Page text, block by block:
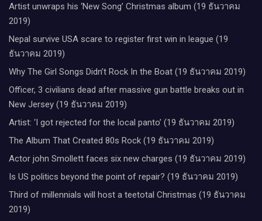
Artist unwraps his ‘New Song’ Christmas album (19 ธันวาคม
2019)
Nepal survive USA scare to register first win in league (19
ธันวาคม 2019)
Why The Girl Songs Didn’t Rock In the Boat (19 ธันวาคม 2019)
Officer, 3 civilians dead after massive gun battle breaks out in
New Jersey (19 ธันวาคม 2019)
Artist: ‘I got rejected for the local panto’ (19 ธันวาคม 2019)
The Album That Created 80s Rock (19 ธันวาคม 2019)
Actor john Smollett faces six new charges (19 ธันวาคม 2019)
Is US politics beyond the point of repair? (19 ธันวาคม 2019)
Third of millennials will host a teetotal Christmas (19 ธันวาคม
2019)